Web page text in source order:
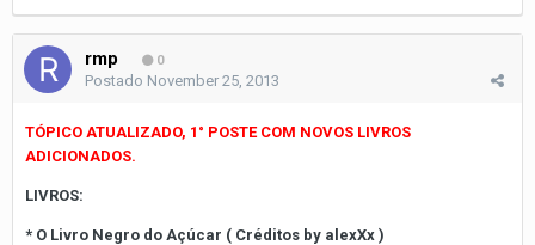
rmp 0
Postado November 25, 2013
TÓPICO ATUALIZADO, 1° POSTE COM NOVOS LIVROS
ADICIONADOS.
LIVROS:
* O Livro Negro do Açúcar ( Créditos by alexXx )